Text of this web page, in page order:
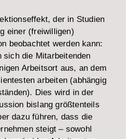
der in Studien
einer (freiwilligen)
beobachtet werden kann:
sich die Mitarbeitenden
Arbeitsort aus, an dem
arbeiten (abhängig
Dies wird in der
bislang größtenteils
dazu führen, dass die
steigt – sowohl